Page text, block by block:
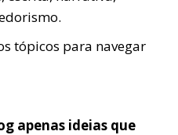
tópicos para navegar
apenas ideias que